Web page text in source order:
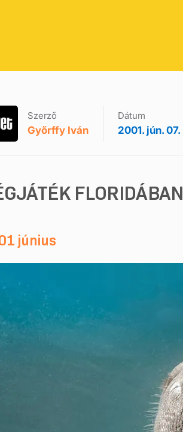
Szerző
Győrffy Iván
Dátum
2001. jún. 07.
FLORIDÁBAN
június